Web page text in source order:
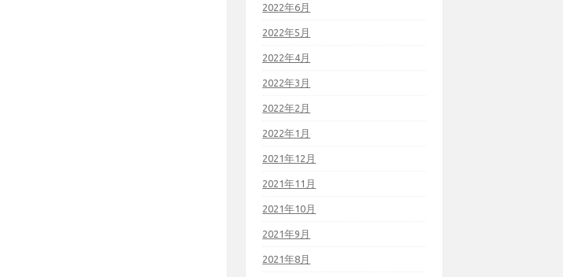
2022年6月
2022年5月
2022年4月
2022年3月
2022年2月
2022年1月
2021年12月
2021年11月
2021年10月
2021年9月
2021年8月